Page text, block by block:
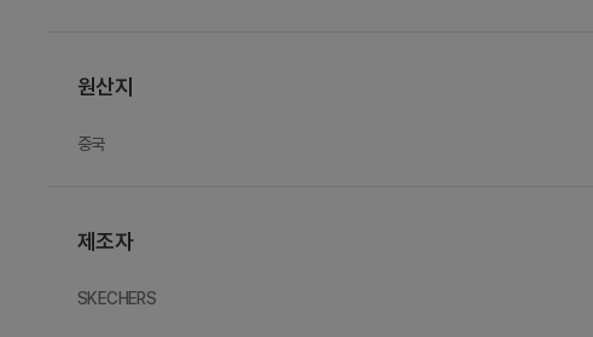
원산지
중국
제조자
SKECHERS